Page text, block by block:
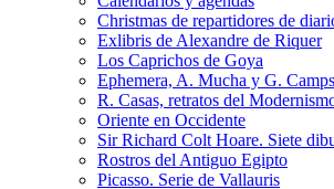
Christmas de repartidores de
Exlibris de Alexandre de Riquer
Los Caprichos de Goya
Ephemera, A. Mucha y G. Camps
R. Casas, retratos del
Oriente en Occidente
Sir Richard Colt Hoare. Siete
Rostros del Antiguo Egipto
Picasso. Serie de Vallauris